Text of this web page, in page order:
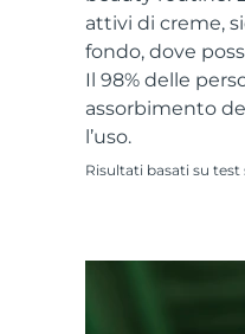
attivi di creme,
fondo, dove
Il 98% delle
assorbimento
l’uso.
Risultati basati su
All acne
All
Advanced
Serum
For healthy
issa™
18% PAP
Cosmetici